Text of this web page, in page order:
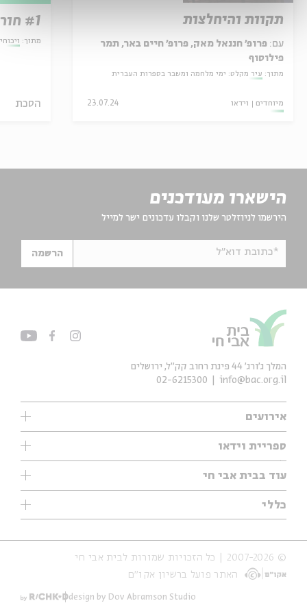
תקוות והיחלצות
עם: פרופ' חננאל מאק, פרופ' חיים באר, תמר
פילוסוף
מתוך: עיר מקלט: ימי מלחמה ומשבר בספרות העברית
מיוחדים וידאו 23.07.24
#1 חורף או קיץ?
מתוך:
הסכת
הישארו מעודכנים
הירשמו לניוזלטר שלנו וקבלו עדכונים ישר למייל
*כתובת דוא"ל הרשמה
אירועים
עיון
אנגלית
נוער
סדרות
אירועי עבר
אירועים בירושלים
ספריית וידאו
ילדים
מוזיקה
עיון
מיוחדים
עוד בבית אבי חי
תערוכות
מיוחדים
כללי
אודות
הצהרת נגישות
תנאי שימוש והצהרת פרטיות
המלך ג'ורג' 44 פינת רחוב קק״ל, ירושלים
info@bac.org.il
02-6215300
© 2007-2026 | כל הזכויות שמורות לבית אבי חי
האתר פועל ברשיון אקו״ם
design by Dov Abramson Studio